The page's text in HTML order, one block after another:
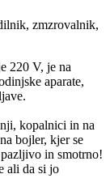
zmzrovalnik,
220 V, je na
aparate,
kopalnici in na
bojler, kjer se
in smotrno!
ali da si jo